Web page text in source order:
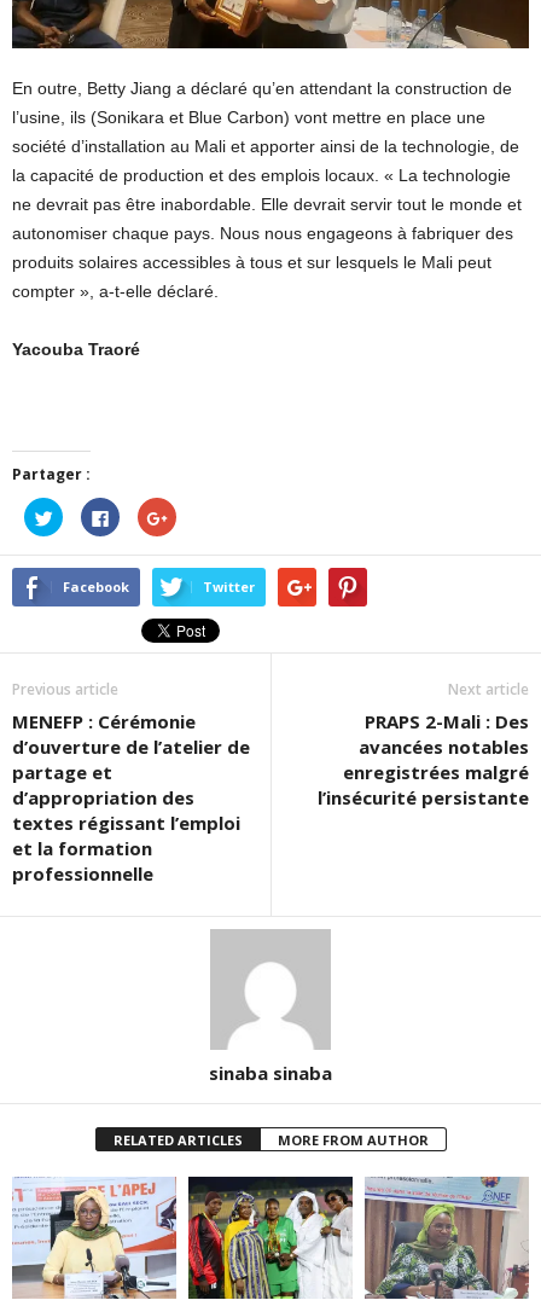
En outre, Betty Jiang a déclaré qu’en attendant la construction de
l’usine, ils (Sonikara et Blue Carbon) vont mettre en place une
société d’installation au Mali et apporter ainsi de la technologie, de
la capacité de production et des emplois locaux. « La technologie
ne devrait pas être inabordable. Elle devrait servir tout le monde et
autonomiser chaque pays. Nous nous engageons à fabriquer des
produits solaires accessibles à tous et sur lesquels le Mali peut
compter », a-t-elle déclaré.
Yacouba Traoré
Partager :
Cliquez
pour
partager
sur
Twitter(ouvre
dans
Cliquez
pour
partager
sur
Facebook(ouvre
dans
nouvelle
fenêtre)
Cliquez
pour
sur
Google+
(ouvre
dans
une
nouvelle
fenêtre)
Facebook Twitter
Previous article
MENEFP : Cérémonie
d’ouverture de l’atelier de
partage et
d’appropriation des
textes régissant l’emploi
et la formation
professionnelle
Next article
PRAPS 2-Mali : Des
avancées notables
enregistrées malgré
l’insécurité persistante
sinaba sinaba
RELATED ARTICLES MORE FROM AUTHOR